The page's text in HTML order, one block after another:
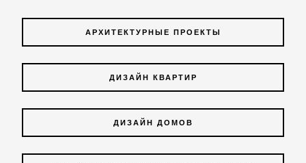
АРХИТЕКТУРНЫЕ ПРОЕКТЫ
ДИЗАЙН КВАРТИР
ДИЗАЙН ДОМОВ